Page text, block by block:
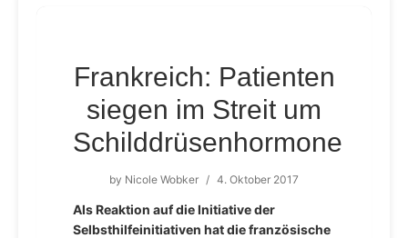
Frankreich: Patienten
siegen im Streit um
Schilddrüsenhormone
by Nicole Wobker / 4. Oktober 2017
Als Reaktion auf die Initiative der
Selbsthilfeinitiativen hat die französische